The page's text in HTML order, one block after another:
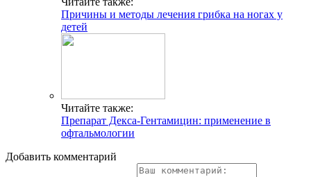
Причины и методы лечения грибка на ногах у
детей
Читайте также:
Препарат Декса-Гентамицин: применение в
офтальмологии
Добавить комментарий